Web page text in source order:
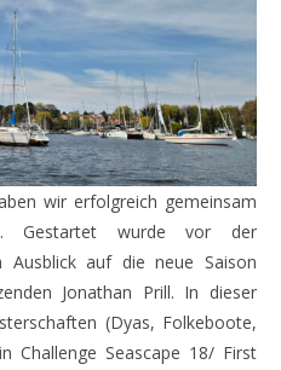
Gestartet wurde vor der
Ausblick auf die neue Saison
Jonathan Prill. In dieser
(Dyas, Folkeboote,
Challenge Seascape 18/ First